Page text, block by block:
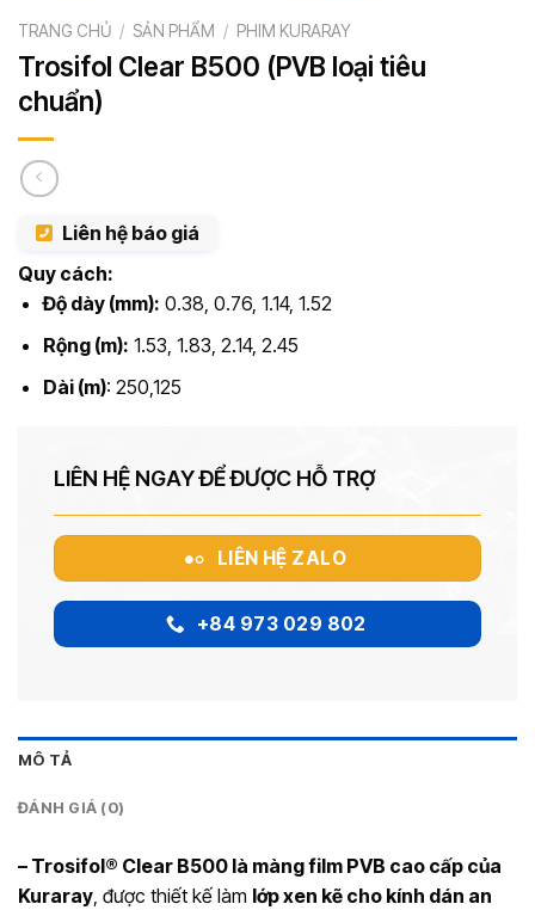
TRANG CHỦ / SẢN PHẨM / PHIM KURARAY
Trosifol Clear B500 (PVB loại tiêu
chuẩn)
Liên hệ báo giá
Quy cách:
Độ dày (mm): 0.38, 0.76, 1.14, 1.52
Rộng (m): 1.53, 1.83, 2.14, 2.45
Dài (m): 250,125
LIÊN HỆ NGAY ĐỂ ĐƯỢC HỖ TRỢ
LIÊN HỆ ZALO
+84 973 029 802
MÔ TẢ
ĐÁNH GIÁ (0)
– Trosifol® Clear B500 là màng film PVB cao cấp của
Kuraray, được thiết kế làm lớp xen kẽ cho kính dán an